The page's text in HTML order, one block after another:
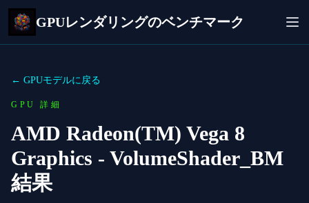
GPUレンダリングのベンチマーク
← GPUモデルに戻る
GPU 詳細
AMD Radeon(TM) Vega 8
Graphics - VolumeShader_BM
結果